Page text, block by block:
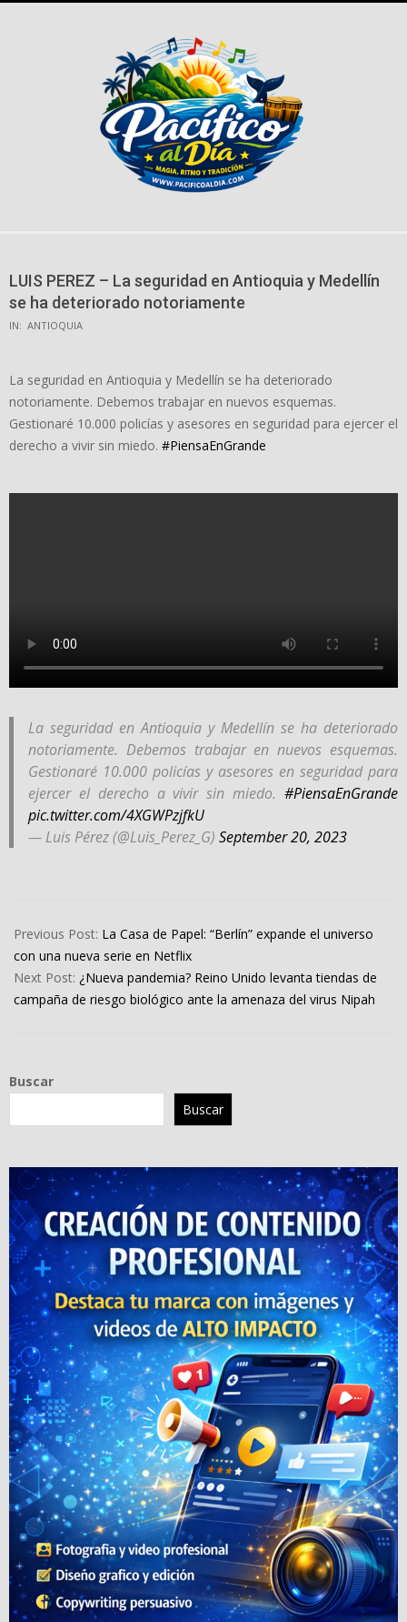
LUIS PEREZ – La seguridad en Antioquia y Medellín
se ha deteriorado notoriamente
IN: ANTIOQUIA
La seguridad en Antioquia y Medellín se ha deteriorado
notoriamente. Debemos trabajar en nuevos esquemas.
Gestionaré 10.000 policías y asesores en seguridad para ejercer el
derecho a vivir sin miedo. #PiensaEnGrande
La seguridad en Antioquia y Medellín se ha deteriorado
notoriamente. Debemos trabajar en nuevos esquemas.
Gestionaré 10.000 policías y asesores en seguridad para
ejercer el derecho a vivir sin miedo. #PiensaEnGrande
pic.twitter.com/4XGWPzjfkU
— Luis Pérez (@Luis_Perez_G) September 20, 2023
09-
19
Previous Post: La Casa de Papel: “Berlín” expande el universo
con una nueva serie en Netflix
Next Post: ¿Nueva pandemia? Reino Unido levanta tiendas de
campaña de riesgo biológico ante la amenaza del virus Nipah
Buscar
Buscar